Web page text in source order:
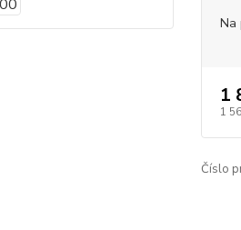
Na
1
1
Číslo